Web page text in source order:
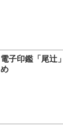
電子印鑑「尾辻
め